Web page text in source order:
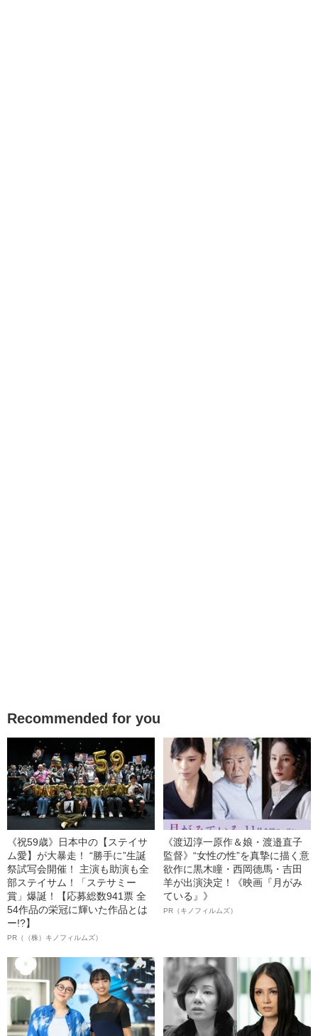
Recommended for you
《祝59歳》日本中の【ステイサ
ム愛】が大暴走！ “勝手に”生誕
祭試写会開催！ 主演も助演も全
部ステイサム！「ステサミー
賞」爆誕！【応募総数941票 全
54作品の栄冠に輝いた作品とは
ー!?】
PR（（株）キノフィルムズ）
《渡辺淳一原作＆娘・渡邉直子
監督》“女性の性”を真摯に描く意
欲作に黒木瞳・西岡德馬・吉田
羊が出演決定！《映画『月がみ
ている』》
PR（キノフィルムズ）